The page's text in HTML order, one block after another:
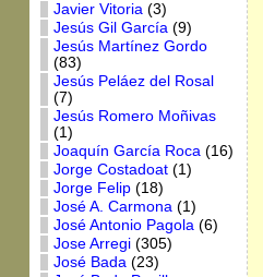
Javier Vitoria(3)
Jesús Gil García(9)
Jesús Martínez Gordo
(83)
Jesús Peláez del Rosal
(7)
Jesús Romero Moñivas
(1)
Joaquín García Roca(16)
Jorge Costadoat(1)
Jorge Felip(18)
José A. Carmona(1)
José Antonio Pagola(6)
Jose Arregi(305)
José Bada(23)